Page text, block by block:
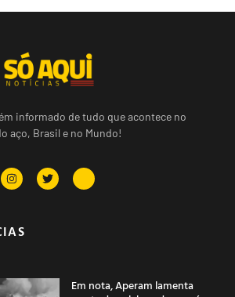
informado de tudo que acontece no
aço, Brasil e no Mundo!
Em nota, Aperam lamenta